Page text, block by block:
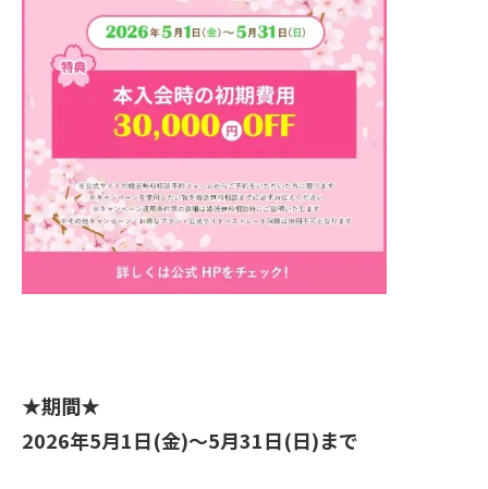
★期間★
2026年5月1日(金)～5月31日(日)まで